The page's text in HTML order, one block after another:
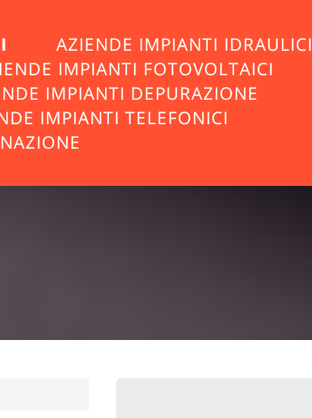
AZIENDE IMPIANTI IDRAULICI
IMPIANTI FOTOVOLTAICI
IMPIANTI DEPURAZIONE
IMPIANTI TELEFONICI